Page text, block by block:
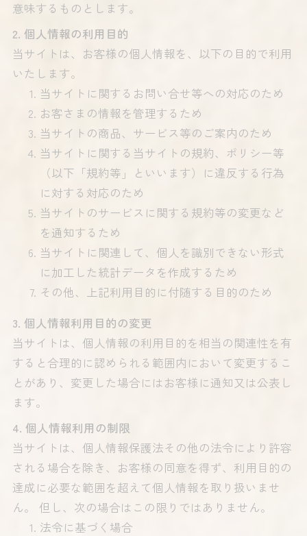
意味するものとします。
2. 個人情報の利用目的
当サイトは、お客様の個人情報を、以下の目的で利用
いたします。
当サイトに関するお問い合せ等への対応のため
お客さまの情報を管理するため
当サイトの商品、サービス等のご案内のため
当サイトに関する当サイトの規約、ポリシー等
（以下「規約等」といいます）に違反する行為
に対する対応のため
当サイトのサービスに関する規約等の変更など
を通知するため
当サイトに関連して、個人を識別できない形式
に加工した統計データを作成するため
その他、上記利用目的に付随する目的のため
3. 個人情報利用目的の変更
当サイトは、個人情報の利用目的を相当の関連性を有
すると合理的に認められる範囲内において変更するこ
とがあり、変更した場合にはお客様に通知又は公表し
ます。
4. 個人情報利用の制限
当サイトは、個人情報保護法その他の法令により許容
される場合を除き、お客様の同意を得ず、利用目的の
達成に必要な範囲を超えて個人情報を取り扱いませ
ん。 但し、次の場合はこの限りではありません。
法令に基づく場合